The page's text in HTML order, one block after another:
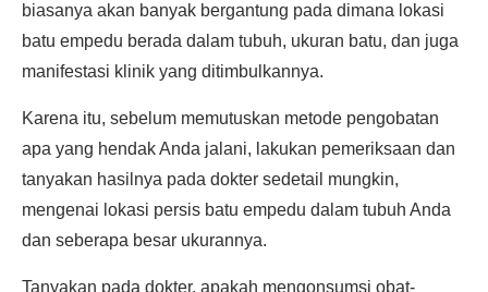
biasanya akan banyak bergantung pada dimana lokasi
batu empedu berada dalam tubuh, ukuran batu, dan juga
manifestasi klinik yang ditimbulkannya.
Karena itu, sebelum memutuskan metode pengobatan
apa yang hendak Anda jalani, lakukan pemeriksaan dan
tanyakan hasilnya pada dokter sedetail mungkin,
mengenai lokasi persis batu empedu dalam tubuh Anda
dan seberapa besar ukurannya.
Tanyakan pada dokter, apakah mengonsumsi obat-